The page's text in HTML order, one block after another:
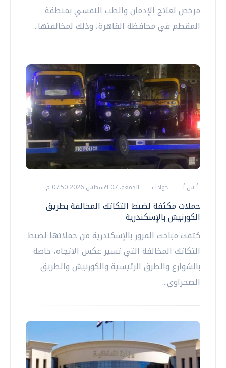
مرخص لعلاج الإدمان والطب النفسي بمنطقة
المقطم في محافظة القاهرة، وذلك لمخالفتها...
أ ش أ حوادث الجمعة، 07 اغسطس 2026 07:50 م
حملات مكثفة لضبط التكاتك المخالفة بطريق
الكورنيش بالإسكندرية
كثفت مباحث المرور بالإسكندرية من حملاتها لضبط
التكاتك المخالفة التي تسير عكس الاتجاه، خاصة
بالشوارع والطرق الرئيسية والكورنيش والطريق
الصحراوي...